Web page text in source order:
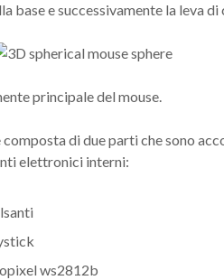
base e successivamente la leva
principale del mouse.
composta di due parti che sono
elettronici interni:
ws2812b